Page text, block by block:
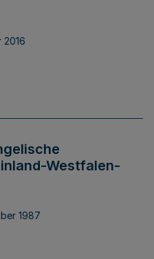
2016
Westfalen-
1987